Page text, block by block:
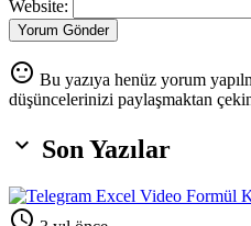
Website:
Yorum Gönder
sentiment_neutral Bu yazıya henüz yorum
düşüncelerinizi paylaşmaktan
 Son Yazılar
